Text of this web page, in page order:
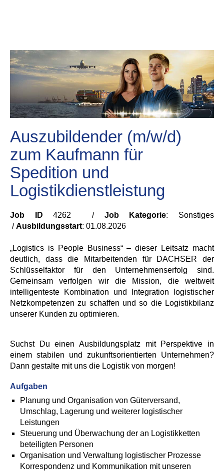
Auszubildender (m/w/d)
zum Kaufmann für
Spedition und
Logistikdienstleistung
Job ID 4262 / Job Kategorie: Sonstiges
/Ausbildungsstart: 01.08.2026
„Logistics is People Business“ – dieser Leitsatz macht
deutlich, dass die Mitarbeitenden für DACHSER der
Schlüsselfaktor für den Unternehmenserfolg sind.
Gemeinsam verfolgen wir die Mission, die weltweit
intelligenteste Kombination und Integration logistischer
Netzkompetenzen zu schaffen und so die Logistikbilanz
unserer Kunden zu optimieren.
Suchst Du einen Ausbildungsplatz mit Perspektive in
einem stabilen und zukunftsorientierten Unternehmen?
Dann gestalte mit uns die Logistik von morgen!
Aufgaben
Planung und Organisation von Güterversand,
Umschlag, Lagerung und weiterer logistischer
Leistungen
Steuerung und Überwachung der an Logistikketten
beteiligten Personen
Organisation und Verwaltung logistischer Prozesse
Korrespondenz und Kommunikation mit unseren